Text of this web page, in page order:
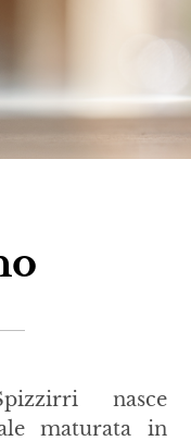
nasce
maturata in